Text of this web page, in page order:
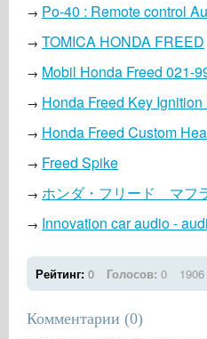
→ Po-40 : Remote control
→ TOMICA HONDA FREED
→ Mobil Honda Freed 021-
→ Honda Freed Key Ignition
→ Honda Freed Custom
→ Freed Spike
→ ホンダ・フリード マフ
→ Innovation car audio -
Рейтинг: 0 Голосов: 0
Комментарии (0)